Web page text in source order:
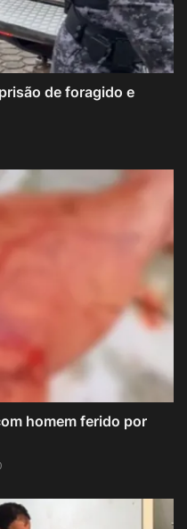
de foragido e
homem ferido por